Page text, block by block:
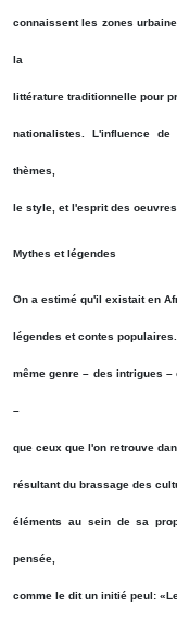
connaissent les zones
la
littérature traditionnelle pour
nationalistes. L'influence
thèmes,
le style, et l'esprit des
Mythes et légendes
On a estimé qu'il existait en
légendes et contes
même genre – des intrigues
–
que ceux que l'on retrouve
résultant du brassage des
éléments au sein de sa
pensée,
comme le dit un initié peul: